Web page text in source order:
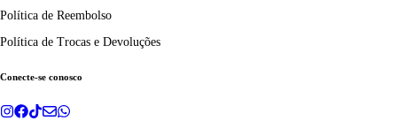
Política de Reembolso
Política de Trocas e Devoluções
Conecte-se conosco